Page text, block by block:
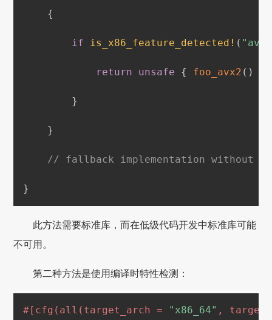
{
if is_x86_feature_detected! (
return unsafe { foo_avx2 ( )
}
}
// fallback implementation without
}
此方法需要标准库，而在低级代码开发中标准库可能
不可用。
第二种方法是使用编译时特性检测：
#[cfg(all(target_arch = "x86_64" ,